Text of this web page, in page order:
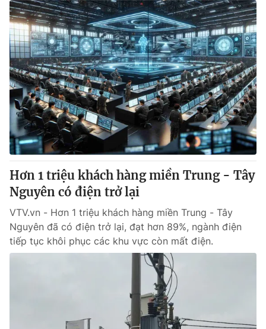
Video Shorts video
VTV Money VTV Thể thao
VTV Sức khoẻ Bất động sản
Thị trường 24h Tấm lòng Việt
VTV4 Vươn mình bằng AI
VTV9 VTV8
Liên hệ tòa soạn English
Theo dõi báo trên
Hơn 1 triệu khách hàng miền Trung - Tây
Nguyên có điện trở lại
VTV.vn - Hơn 1 triệu khách hàng miền Trung - Tây
Nguyên đã có điện trở lại, đạt hơn 89%, ngành điện
tiếp tục khôi phục các khu vực còn mất điện.